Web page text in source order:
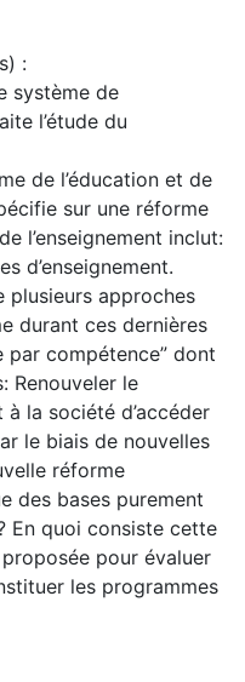
:
système de
l’étude du
de l’éducation et de
sur une réforme
l’enseignement inclut:
d’enseignement.
plusieurs approches
durant ces dernières
par compétence” dont
Renouveler le
la société d’accéder
le biais de nouvelles
réforme
des bases purement
En quoi consiste cette
pour évaluer
les programmes